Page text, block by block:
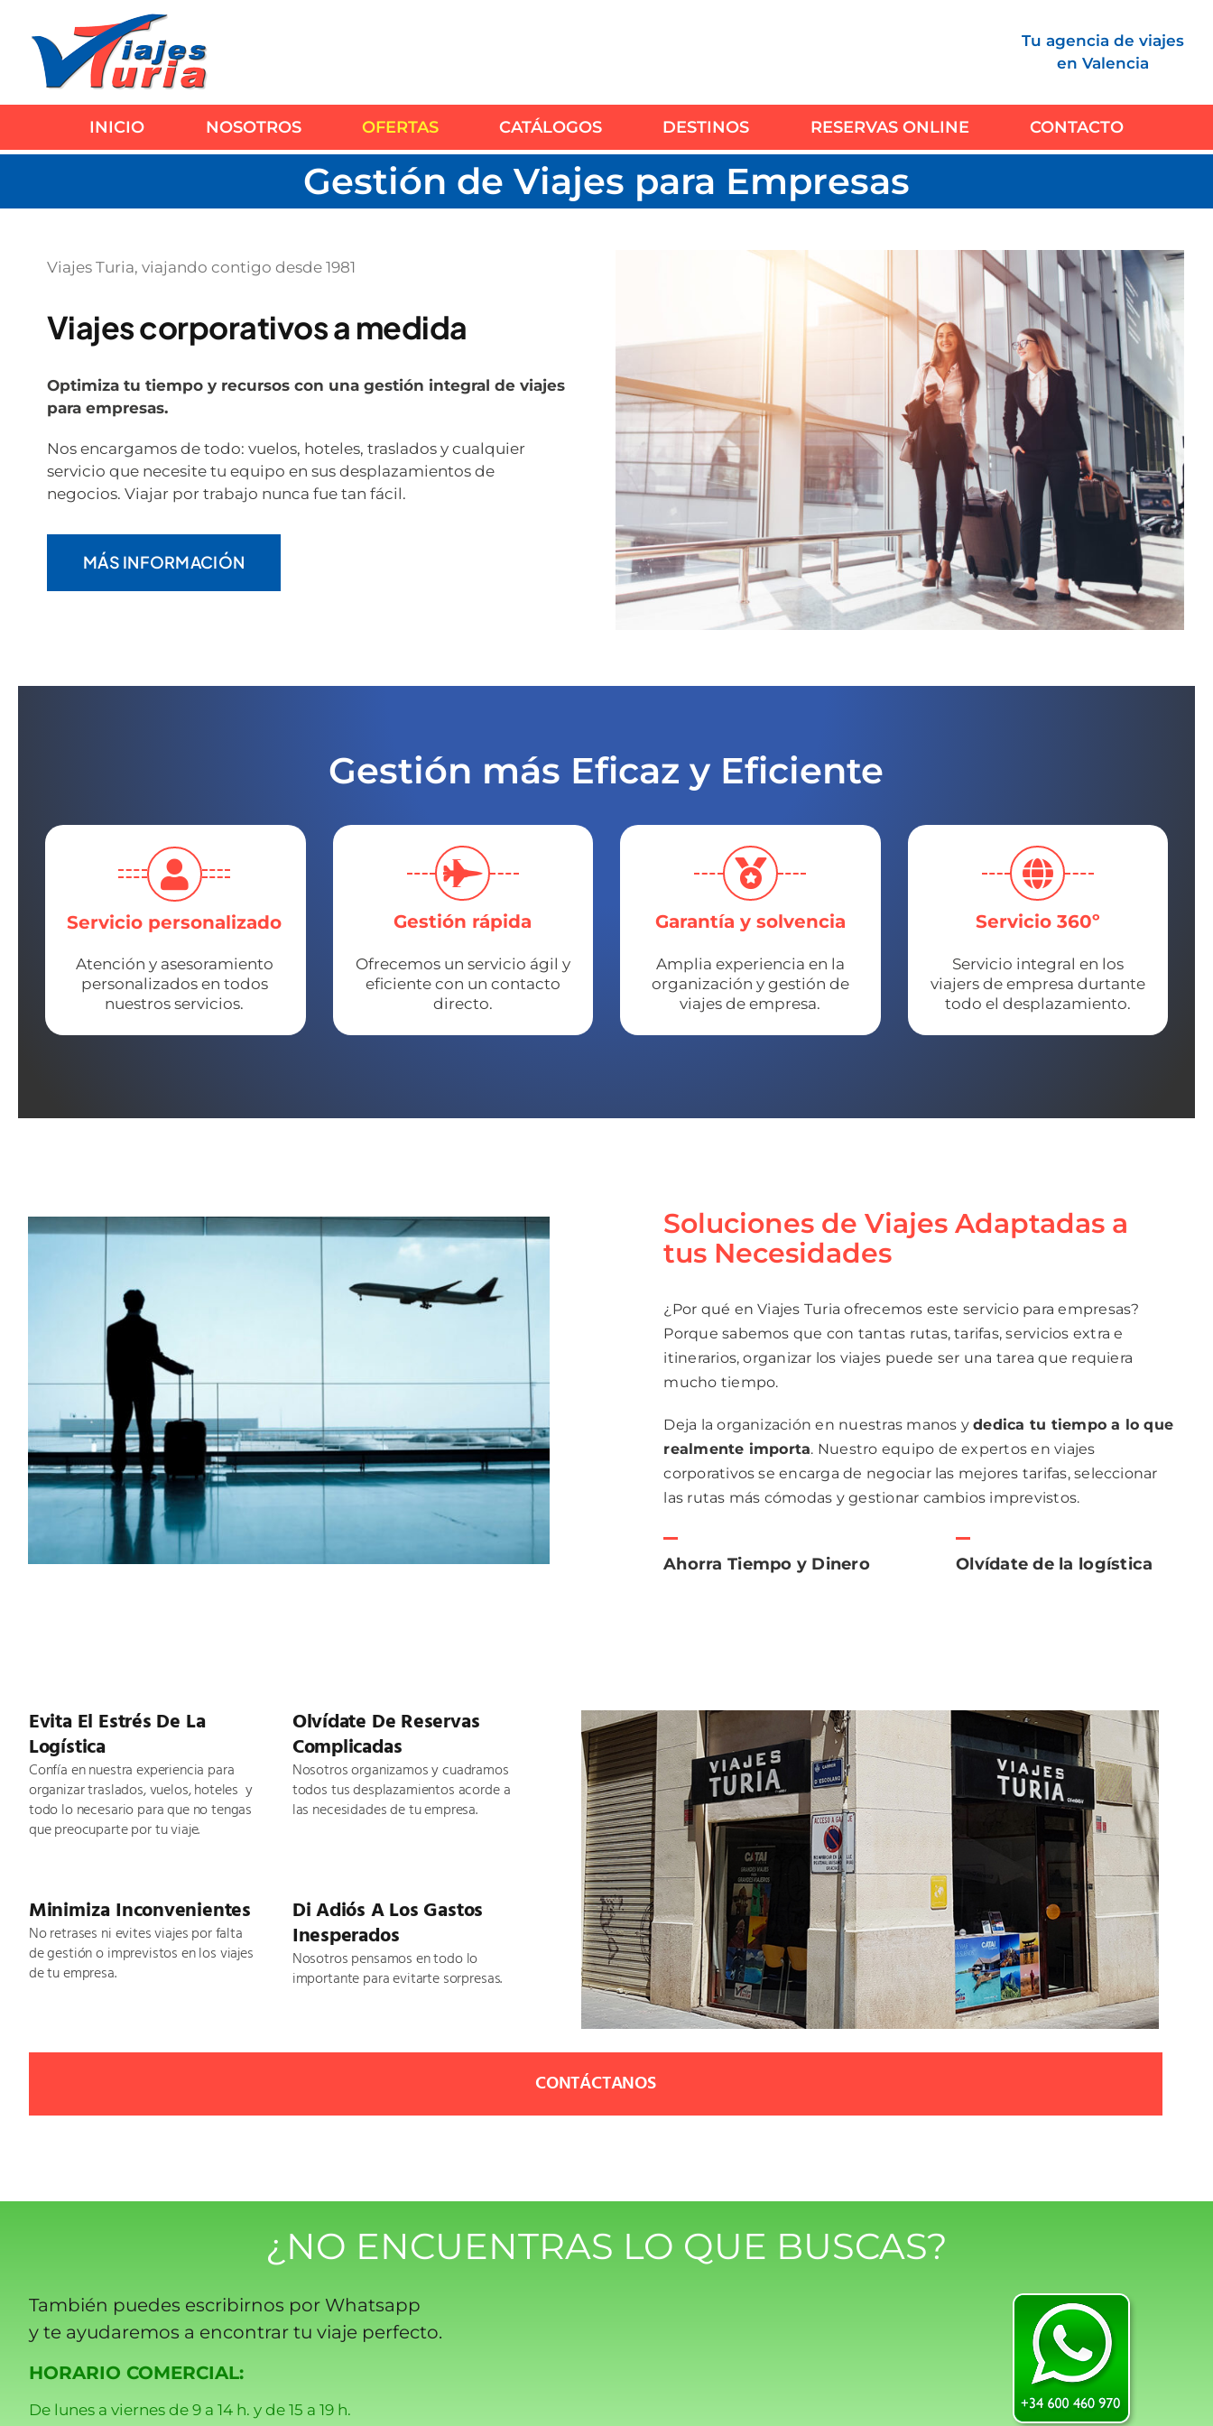
contenido
Tu agencia de viajes
en Valencia
INICIO NOSOTROS OFERTAS CATÁLOGOS DESTINOS RESERVAS ONLINE CONTACTO
Gestión de Viajes para Empresas
Viajes Turia, viajando contigo desde 1981
Viajes corporativos a medida
Optimiza tu tiempo y recursos con una gestión integral de viajes
para empresas.
Nos encargamos de todo: vuelos, hoteles, traslados y cualquier
servicio que necesite tu equipo en sus desplazamientos de
negocios. Viajar por trabajo nunca fue tan fácil.
MÁS INFORMACIÓN
Gestión más Eficaz y Eficiente
Servicio personalizado
Atención y asesoramiento
personalizados en todos
nuestros servicios.
Gestión rápida
Ofrecemos un servicio ágil y
eficiente con un contacto
directo.
Garantía y solvencia
Amplia experiencia en la
organización y gestión de
viajes de empresa.
Servicio 360º
Servicio integral en los
viajers de empresa durtante
todo el desplazamiento.
Soluciones de Viajes Adaptadas a
tus Necesidades
¿Por qué en Viajes Turia ofrecemos este servicio para empresas?
Porque sabemos que con tantas rutas, tarifas, servicios extra e
itinerarios, organizar los viajes puede ser una tarea que requiera
mucho tiempo.
Deja la organización en nuestras manos ydedica tu tiempo a lo que
realmente importa. Nuestro equipo de expertos en viajes
corporativos se encarga de negociar las mejores tarifas, seleccionar
las rutas más cómodas y gestionar cambios imprevistos.
Ahorra Tiempo y Dinero Olvídate de la logística
Evita El Estrés De La
Logística
Confía en nuestra experiencia para
organizar traslados, vuelos, hoteles y
todo lo necesario para que no tengas
que preocuparte por tu viaje.
Olvídate De Reservas
Complicadas
Nosotros organizamos y cuadramos
todos tus desplazamientos acorde a
las necesidades de tu empresa.
Minimiza Inconvenientes
No retrases ni evites viajes por falta
de gestión o imprevistos en los viajes
de tu empresa.
Di Adiós A Los Gastos
Inesperados
Nosotros pensamos en todo lo
importante para evitarte sorpresas.
CONTÁCTANOS
¿NO ENCUENTRAS LO QUE BUSCAS?
También puedes escribirnos por Whatsapp
y te ayudaremos a encontrar tu viaje perfecto.
HORARIO COMERCIAL:
De lunes a viernes de 9 a 14 h. y de 15 a 19 h.